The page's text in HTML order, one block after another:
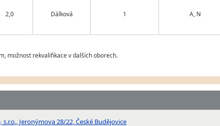
2,0 Dálková 1 A, N
možnost rekvalifikace v dalších oborech.
Jeronýmova 28/22, České Budějovice